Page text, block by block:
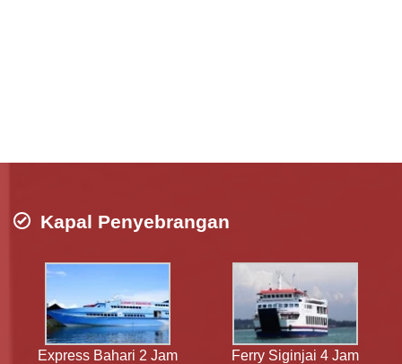
Kapal Penyebrangan
Express Bahari 2 Jam Ferry Siginjai 4 Jam